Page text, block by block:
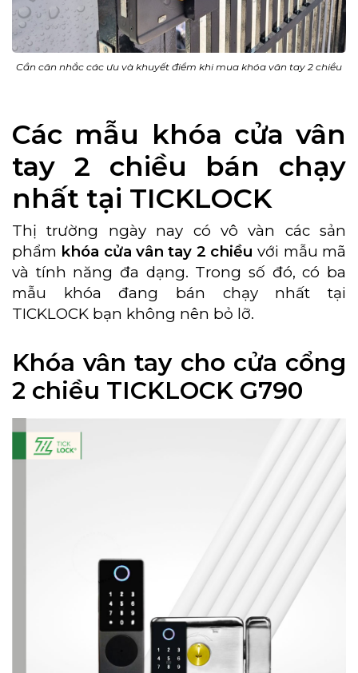
Cần cân nhắc các ưu và khuyết điểm khi mua khóa vân tay 2 chiều
Các mẫu khóa cửa vân
tay 2 chiều bán chạy
nhất tại TICKLOCK
Thị trường ngày nay có vô vàn các sản
phẩm khóa cửa vân tay 2 chiều với mẫu mã
và tính năng đa dạng. Trong số đó, có ba
mẫu khóa đang bán chạy nhất tại
TICKLOCK bạn không nên bỏ lỡ.
Khóa vân tay cho cửa cổng
2 chiều TICKLOCK G790